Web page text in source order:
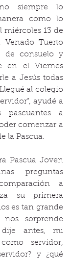
siempre lo
como lo
miércoles 13 de
Tuerto
de consuelo y
en el Viernes
a Jesús todas
al colegio
ayudé a
a
comenzar a
la Pascua.
Pascua Joven
preguntas
a
su primera
es tan grande
sorprende
antes, mi
servidor,
y ¿qué